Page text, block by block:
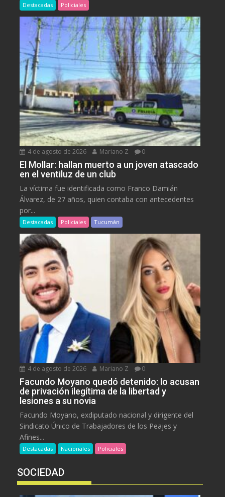
Destacadas Policiales
4 de agosto de 2026 Mariano Z 0
El Mollar: hallan muerto a un joven atascado
en el ventiluz de un club
La víctima fue identificada como Franco Damián
Álvarez, de 27 años, quien contaba con antecedentes
por...
Destacadas Policiales Tucumán
4 de agosto de 2026 Mariano Z 0
Facundo Moyano quedó detenido: lo acusan
de privación ilegítima de la libertad y
lesiones a su novia
Facundo Moyano, exdiputado nacional y dirigente del
Sindicato Único de Trabajadores de los Peajes y
Afines...
Destacadas Nacionales Policiales
SOCIEDAD